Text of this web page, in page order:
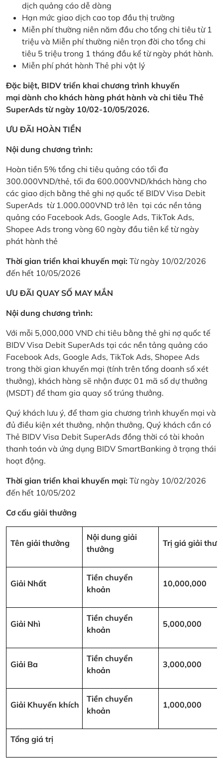
dịch quảng cáo dễ dàng
Hạn mức giao dịch cao top đầu thị trường
Miễn phí thường niên năm đầu cho tổng chi tiêu từ 1
triệu và Miễn phí thường niên trọn đời cho tổng chi
tiêu 5 triệu trong 1 tháng đầu kể từ ngày phát hành.
Miễn phí phát hành Thẻ phi vật lý
Đặc biệt, BIDV triển khai chương trình khuyến
mại dành cho khách hàng phát hành và chi tiêu Thẻ
SuperAds từ ngày 10/02-10/05/2026.
ƯU ĐÃI HOÀN TIỀN
Nội dung chương trình:
Hoàn tiền 5% tổng chi tiêu quảng cáo tối đa
300.000VND/thẻ, tối đa 600.000VND/khách hàng cho
các giao dịch bằng thẻ ghi nợ quốc tế BIDV Visa Debit
SuperAds từ 1.000.000VND trở lên tại các nền tảng
quảng cáo Facebook Ads, Google Ads, TikTok Ads,
Shopee Ads trong vòng 60 ngày đầu tiên kể từ ngày
phát hành thẻ
Thời gian triển khai khuyến mại: Từ ngày 10/02/2026
đến hết 10/05/2026
ƯU ĐÃI QUAY SỐ MAY MẮN
Nội dung chương trình:
Với mỗi 5,000,000 VND chi tiêu bằng thẻ ghi nợ quốc tế
BIDV Visa Debit SuperAds tại các nền tảng quảng cáo
Facebook Ads, Google Ads, TikTok Ads, Shopee Ads
trong thời gian khuyến mại (tính trên tổng doanh số xét
thưởng), khách hàng sẽ nhận được 01 mã số dự thưởng
(MSDT) để tham gia quay số trúng thưởng.
Quý khách lưu ý, để tham gia chương trình khuyến mại và
đủ điều kiện xét thưởng, nhận thưởng, Quý khách cần có
Thẻ BIDV Visa Debit SuperAds đồng thời có tài khoản
thanh toán và ứng dụng BIDV SmartBanking ở trạng thái
hoạt động.
Thời gian triển khai khuyến mại: Từ ngày 10/02/2026
đến hết 10/05/202
Cơ cấu giải thưởng
Tên giải thưởng
Nội dung giải
thưởng
Trị giá giải
Giải Nhất
Tiền chuyển
khoản
10,000,000
Giải Nhì
Tiền chuyển
khoản
5,000,000
Giải Ba
Tiền chuyển
khoản
3,000,000
Giải Khuyến khích
Tiền chuyển
khoản
1,000,000
Tổng giá trị